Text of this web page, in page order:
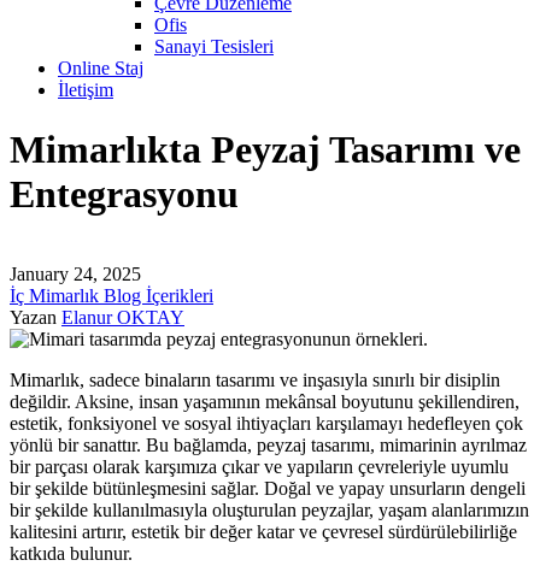
Ofis
Sanayi Tesisleri
Online Staj
İletişim
Mimarlıkta Peyzaj Tasarımı ve
Entegrasyonu
January 24, 2025
İç Mimarlık Blog İçerikleri
Yazan Elanur OKTAY
Mimarlık, sadece binaların tasarımı ve inşasıyla sınırlı bir disiplin
değildir. Aksine, insan yaşamının mekânsal boyutunu şekillendiren,
estetik, fonksiyonel ve sosyal ihtiyaçları karşılamayı hedefleyen çok
yönlü bir sanattır. Bu bağlamda, peyzaj tasarımı, mimarinin ayrılmaz
bir parçası olarak karşımıza çıkar ve yapıların çevreleriyle uyumlu
bir şekilde bütünleşmesini sağlar. Doğal ve yapay unsurların dengeli
bir şekilde kullanılmasıyla oluşturulan peyzajlar, yaşam alanlarımızın
kalitesini artırır, estetik bir değer katar ve çevresel sürdürülebilirliğe
katkıda bulunur.